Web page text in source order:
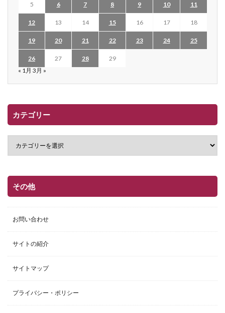
5 6 7 8 9 10 11
12 13 14 15 16 17 18
19 20 21 22 23 24 25
26 27 28
29
« 1月 3月 »
カテゴリー
その他
お問い合わせ
サイトの紹介
サイトマップ
プライバシー・ポリシー